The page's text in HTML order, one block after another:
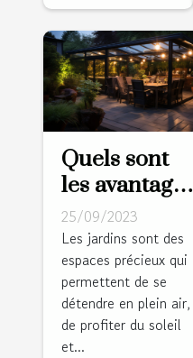
Quels sont
les avantages
d’installer
une pergola
bioclimatique
dans votre
jardin ?
25/09/2023
Les jardins sont des
espaces précieux qui
permettent de se
détendre en plein air,
de profiter du soleil
et...